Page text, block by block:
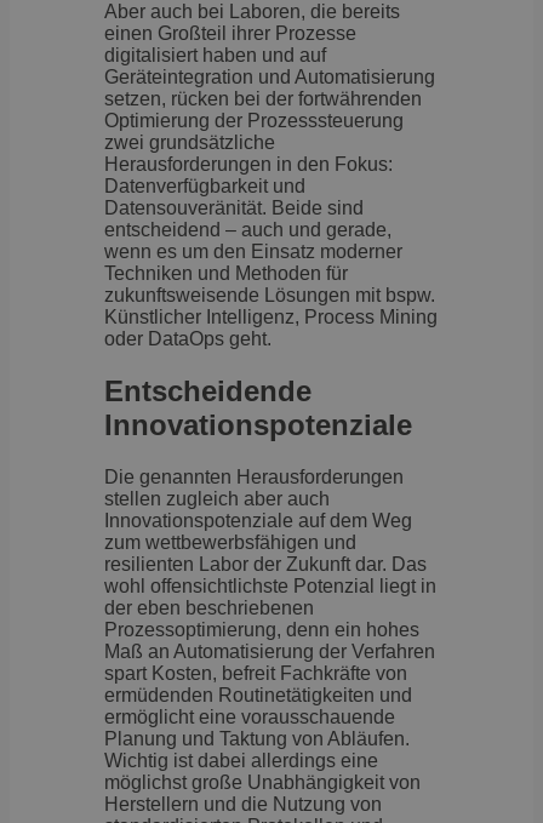
Aber auch bei Laboren, die bereits
einen Großteil ihrer Prozesse
digitalisiert haben und auf
Geräteintegration und Automatisierung
setzen, rücken bei der fortwährenden
Optimierung der Prozesssteuerung
zwei grundsätzliche
Herausforderungen in den Fokus:
Datenverfügbarkeit und
Datensouveränität. Beide sind
entscheidend – auch und gerade,
wenn es um den Einsatz moderner
Techniken und Methoden für
zukunftsweisende Lösungen mit bspw.
Künstlicher Intelligenz, Process Mining
oder DataOps geht.
Entscheidende
Innovationspotenziale
Die genannten Herausforderungen
stellen zugleich aber auch
Innovationspotenziale auf dem Weg
zum wettbewerbsfähigen und
resilienten Labor der Zukunft dar. Das
wohl offensichtlichste Potenzial liegt in
der eben beschriebenen
Prozessoptimierung, denn ein hohes
Maß an Automatisierung der Verfahren
spart Kosten, befreit Fachkräfte von
ermüdenden Routinetätigkeiten und
ermöglicht eine vorausschauende
Planung und Taktung von Abläufen.
Wichtig ist dabei allerdings eine
möglichst große Unabhängigkeit von
Herstellern und die Nutzung von